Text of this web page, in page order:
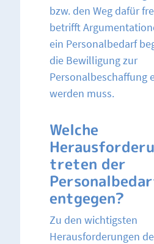
bzw. den Weg dafür
betrifft
ein Personalbedarf
die Bewilligung zur
Personalbeschaffung
werden muss.
Welche
treten der
entgegen?
Zu den wichtigsten
Herausforderungen